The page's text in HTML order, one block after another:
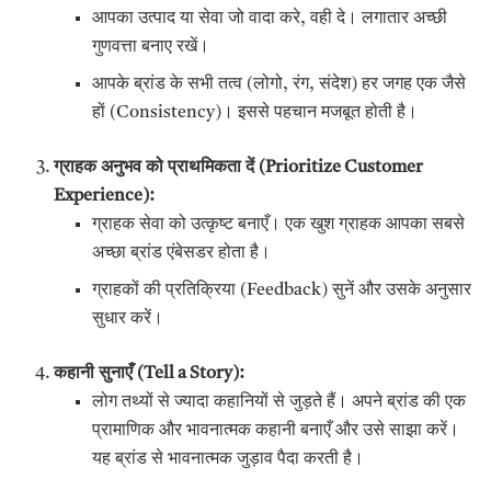
आपका उत्पाद या सेवा जो वादा करे, वही दे। लगातार अच्छी
गुणवत्ता बनाए रखें।
आपके ब्रांड के सभी तत्व (लोगो, रंग, संदेश) हर जगह एक जैसे
हों (Consistency)। इससे पहचान मजबूत होती है।
ग्राहक अनुभव को प्राथमिकता दें (Prioritize Customer
Experience):
ग्राहक सेवा को उत्कृष्ट बनाएँ। एक खुश ग्राहक आपका सबसे
अच्छा ब्रांड एंबेसडर होता है।
ग्राहकों की प्रतिक्रिया (Feedback) सुनें और उसके अनुसार
सुधार करें।
कहानी सुनाएँ (Tell a Story):
लोग तथ्यों से ज्यादा कहानियों से जुड़ते हैं। अपने ब्रांड की एक
प्रामाणिक और भावनात्मक कहानी बनाएँ और उसे साझा करें।
यह ब्रांड से भावनात्मक जुड़ाव पैदा करती है।